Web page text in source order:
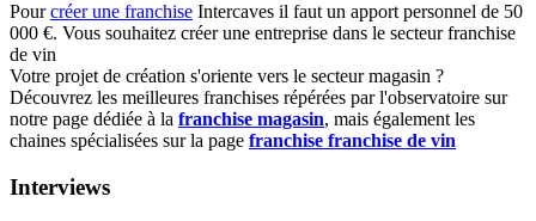
Pourcréer une franchise Intercaves il faut un apport personnel de 50
000 €. Vous souhaitez créer une entreprise dans le secteur franchise
de vin
Votre projet de création s'oriente vers le secteur magasin ?
Découvrez les meilleures franchises répérées par l'observatoire sur
notre page dédiée à la franchise magasin, mais également les
chaines spécialisées sur la page franchise franchise de vin
Interviews